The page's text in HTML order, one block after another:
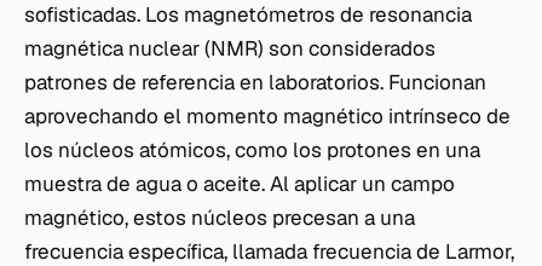
sofisticadas. Los magnetómetros de resonancia
magnética nuclear (NMR) son considerados
patrones de referencia en laboratorios. Funcionan
aprovechando el momento magnético intrínseco de
los núcleos atómicos, como los protones en una
muestra de agua o aceite. Al aplicar un campo
magnético, estos núcleos precesan a una
frecuencia específica, llamada frecuencia de Larmor,